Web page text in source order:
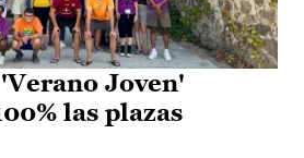
Joven'
las plazas